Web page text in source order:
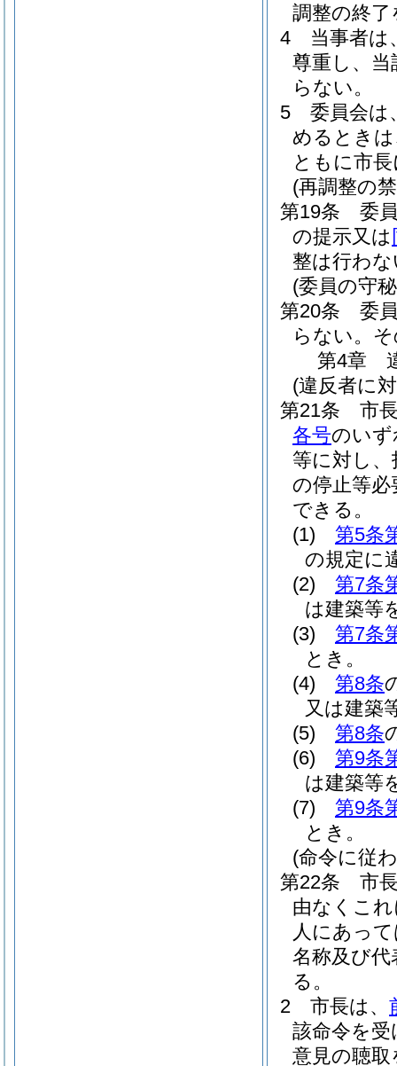
調整の終
4
当事者は
尊重し、
らない。
5
委員会は
めるとき
ともに市
(再調整の
第19条
委
の提示又は
整は行わ
(委員の守
第20条
委
らない。
第4章
(違反者に
第21条
市
各号のいず
等に対し
の停止等
できる。
(1)
第5条
の規定に
(2)
第7条
は建築等
(3)
第7条
とき。
(4)
第8条
又は建築
(5)
第8条
(6)
第9条
は建築等
(7)
第9条
とき。
(命令に従
第22条
市
由なくこ
人にあっ
名称及び代
る。
2
市長は、
該命令を
意見の聴